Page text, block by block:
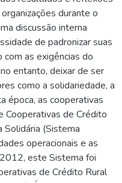
durante o
discussão interna
de padronizar suas
com as exigências do
entanto, deixar de ser
como a solidariedade, a
época, as cooperativas
Cooperativas de Crédito
Solidária (Sistema
operacionais e as
este Sistema foi
de Crédito Rural